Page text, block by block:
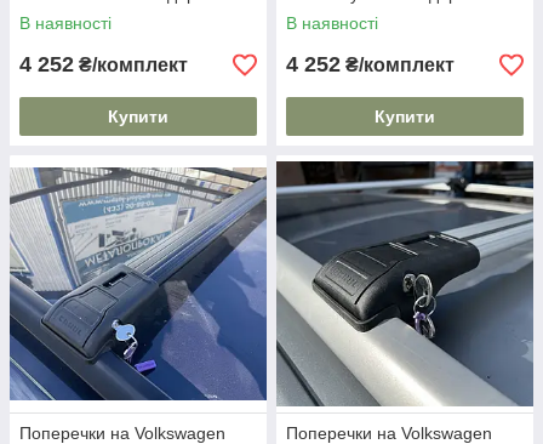
рейлінги. Замок на ключах.
Чорні
В наявності
4 252 ₴/комплект
Купити
рейлінги. Замок на ключах.
Сірі
В наявності
4 252 ₴/комплект
Купити
Поперечки на Volkswagen
Поперечки на Volkswagen